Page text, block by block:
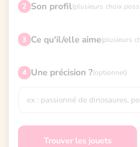
2 Son profil(plusieurs choix
3 Ce qu'il/elle aime(plusieurs
4 Une précision ?(optionnel)
Trouver les jouets